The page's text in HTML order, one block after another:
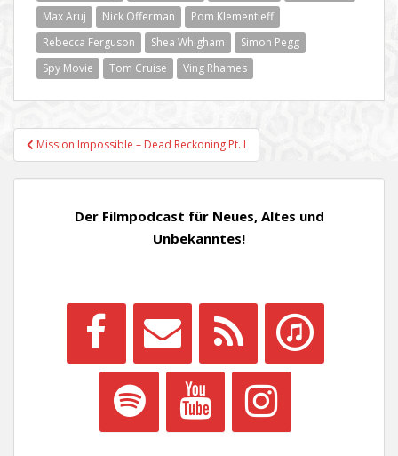
Max Aruj
Nick Offerman
Pom Klementieff
Rebecca Ferguson
Shea Whigham
Simon Pegg
Spy Movie
Tom Cruise Ving Rhames
Beitragsnavigation
Mission Impossible – Dead Reckoning Pt. I
Der Filmpodcast für Neues, Altes und
Unbekanntes!